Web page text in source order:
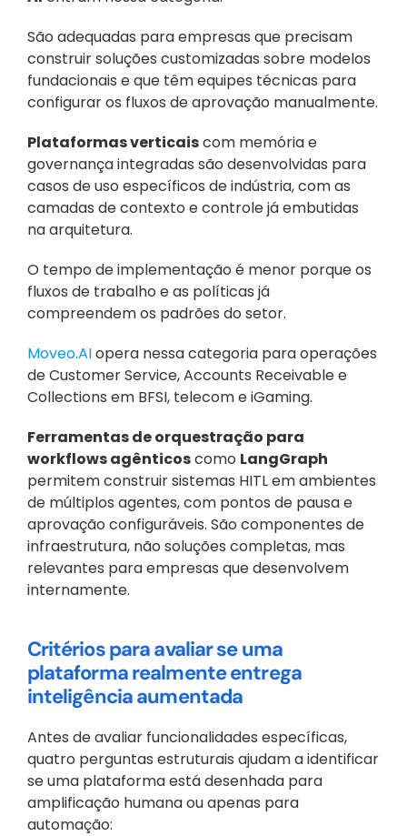
São adequadas para empresas que precisam
construir soluções customizadas sobre modelos
fundacionais e que têm equipes técnicas para
configurar os fluxos de aprovação manualmente.
Plataformas verticais com memória e
governança integradas são desenvolvidas para
casos de uso específicos de indústria, com as
camadas de contexto e controle já embutidas
na arquitetura.
O tempo de implementação é menor porque os
fluxos de trabalho e as políticas já
compreendem os padrões do setor.
Moveo.AI opera nessa categoria para operações
de Customer Service, Accounts Receivable e
Collections em BFSI, telecom e iGaming.
Ferramentas de orquestração para
workflows agênticos como LangGraph
permitem construir sistemas HITL em ambientes
de múltiplos agentes, com pontos de pausa e
aprovação configuráveis. São componentes de
infraestrutura, não soluções completas, mas
relevantes para empresas que desenvolvem
internamente.
Critérios para avaliar se uma
plataforma realmente entrega
inteligência aumentada
Antes de avaliar funcionalidades específicas,
quatro perguntas estruturais ajudam a identificar
se uma plataforma está desenhada para
amplificação humana ou apenas para
automação: